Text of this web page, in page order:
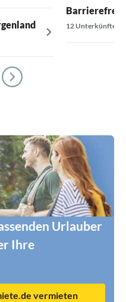
12 Unterkünfte
Urlauber
Ihre
vermieten